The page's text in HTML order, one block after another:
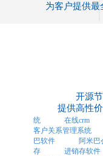
为客户提供最
开源
提供高性
统
在线crm
客户关系管理系统
巴软件
阿米巴
存
进销存软件